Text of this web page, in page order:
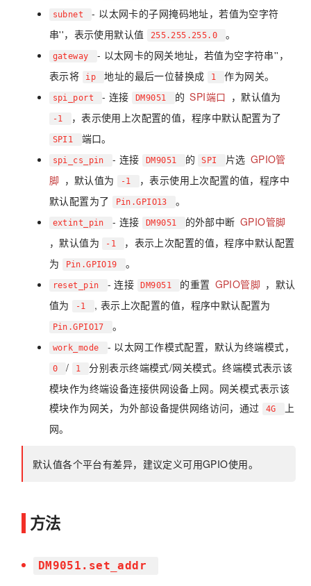
subnet
- 以太网卡的子网掩码地址，若值为空字符
串''，表示使用默认值
255.255.255.0 。
gateway
- 以太网卡的网关地址，若值为空字符串''，
表示将
ip 地址的最后一位替换成 1 作为网关。
spi_port - 连接 DM9051 的 SPI端口 ，默认值为
-1 ，表示使用上次配置的值，程序中默认配置为了
SPI1 端口。
spi_cs_pin - 连接 DM9051 的 SPI 片选 GPIO管
脚 ，默认值为 -1
，表示使用上次配置的值，程序中
默认配置为了
Pin.GPIO13 。
extint_pin - 连接 DM9051 的外部中断 GPIO管脚
，默认值为
-1
，表示上次配置的值，程序中默认配置
为
Pin.GPIO19 。
reset_pin - 连接 DM9051 的重置 GPIO管脚 ，默认
值为
-1 , 表示上次配置的值，程序中默认配置为
Pin.GPIO17 。
work_mode - 以太网工作模式配置，默认为终端模式，
0 / 1
分别表示终端模式/网关模式。终端模式表示该
模块作为终端设备连接供网设备上网。网关模式表示该
模块作为网关，为外部设备提供网络访问，通过
4G
上
网。
默认值各个平台有差异，建议定义可用GPIO使用。
方法
DM9051.set_addr